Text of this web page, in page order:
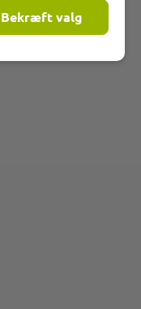
Bekræft valg